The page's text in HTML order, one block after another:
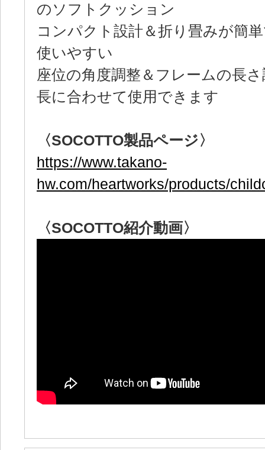
のソフトクッション
コンパクト設計＆折り畳みが簡
使いやすい
座位の角度調整＆フレームの長
長に合わせて使用できます
〈SOCOTTO製品ページ〉
https://www.takano-
hw.com/heartworks/products/
〈SOCOTTO紹介動画〉